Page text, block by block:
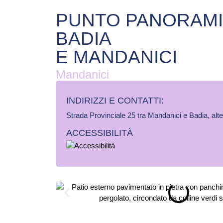
PUNTO
BADIA
E MANDANICI
Mandanici
INDIRIZZI E CONTATTI:​
Strada Provinciale 25 tra Mandanici e Badia,
ACCESSIBILITÀ